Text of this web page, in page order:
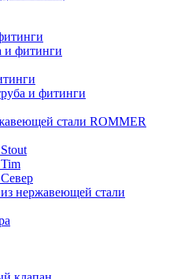
и фитинги
и фитинги
стали ROMMER
нержавеющей стали